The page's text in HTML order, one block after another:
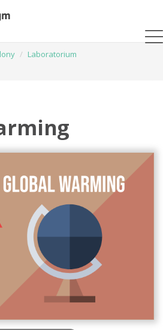
Laboratorium